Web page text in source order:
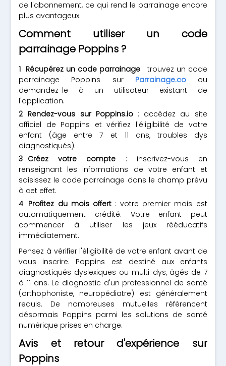
de l'abonnement, ce qui rend le parrainage encore
plus avantageux.
Comment utiliser un code
parrainage Poppins ?
Récupérez un code parrainage : trouvez un code
parrainage Poppins sur Parrainage.coou
demandez-le à un utilisateur existant de
l'application.
Rendez-vous sur Poppins.io: accédez au site
officiel de Poppins et vérifiez l'éligibilité de votre
enfant (âge entre 7 et 11 ans, troubles dys
diagnostiqués).
Créez votre compte : inscrivez-vous en
renseignant les informations de votre enfant et
saisissez le code parrainage dans le champ prévu
à cet effet.
Profitez du mois offert: votre premier mois est
automatiquement crédité. Votre enfant peut
commencer à utiliser les jeux rééducatifs
immédiatement.
Pensez à vérifier l'éligibilité de votre enfant avant de
vous inscrire. Poppins est destiné aux enfants
diagnostiqués dyslexiques ou multi-dys, âgés de 7
à 11 ans. Le diagnostic d'un professionnel de santé
(orthophoniste, neuropédiatre) est généralement
requis. De nombreuses mutuelles référencent
désormais Poppins parmi les solutions de santé
numérique prises en charge.
Avis et retour d'expérience sur
Poppins